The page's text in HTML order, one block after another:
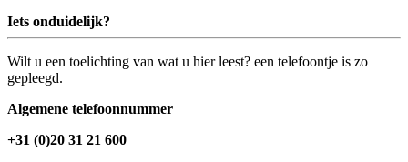
Iets onduidelijk?
Wilt u een toelichting van wat u hier leest? een telefoontje is zo
gepleegd.
Algemene telefoonnummer
+31 (0)20 31 21 600